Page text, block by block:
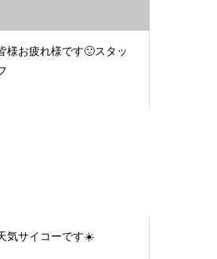
様お疲れ様です🙂スタッ
気サイコーです☀️